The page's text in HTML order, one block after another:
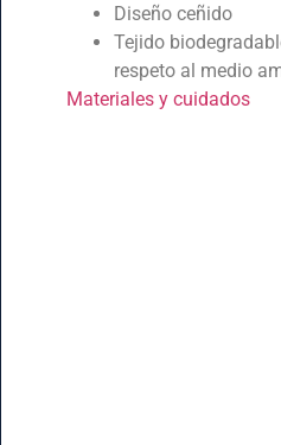
Diseño ceñido
Tejido
respeto al medio
Materiales y cuidados